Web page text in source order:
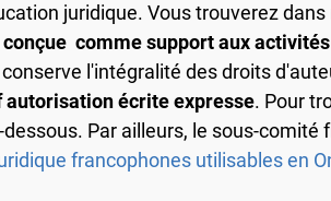
juridique. Vous trouverez dans
comme support aux activités
l'intégralité des droits
écrite expresse. Pour
Par ailleurs, le sous-comité
francophones utilisables en